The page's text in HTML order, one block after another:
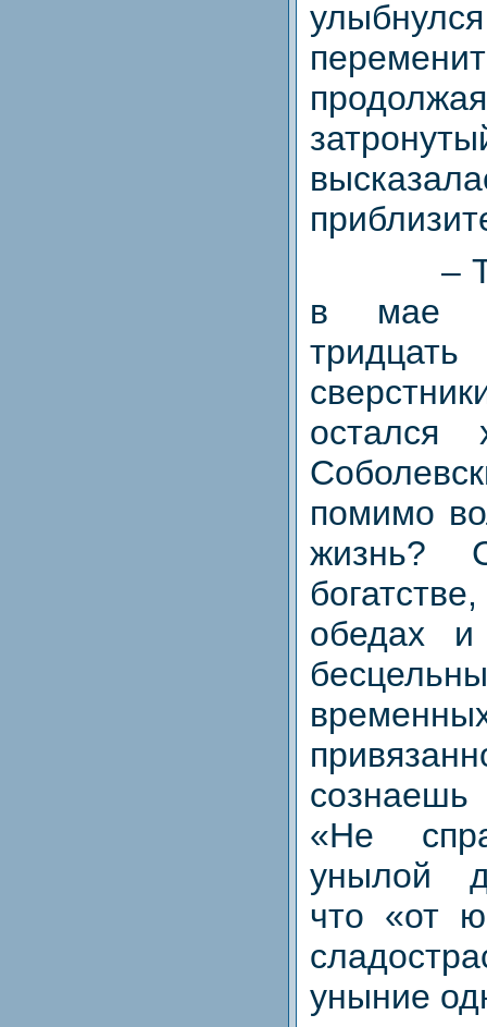
–
в мае
остался
помимо
жизнь?
обедах
сознаешь
«Не
унылой
что «от
уныние